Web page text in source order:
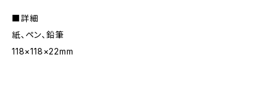
■詳細
紙、ペン、鉛筆
118×118×22mm